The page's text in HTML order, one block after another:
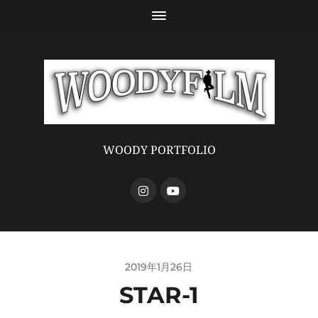
WOODY PORTFOLIO
2019年1月26日
STAR-1